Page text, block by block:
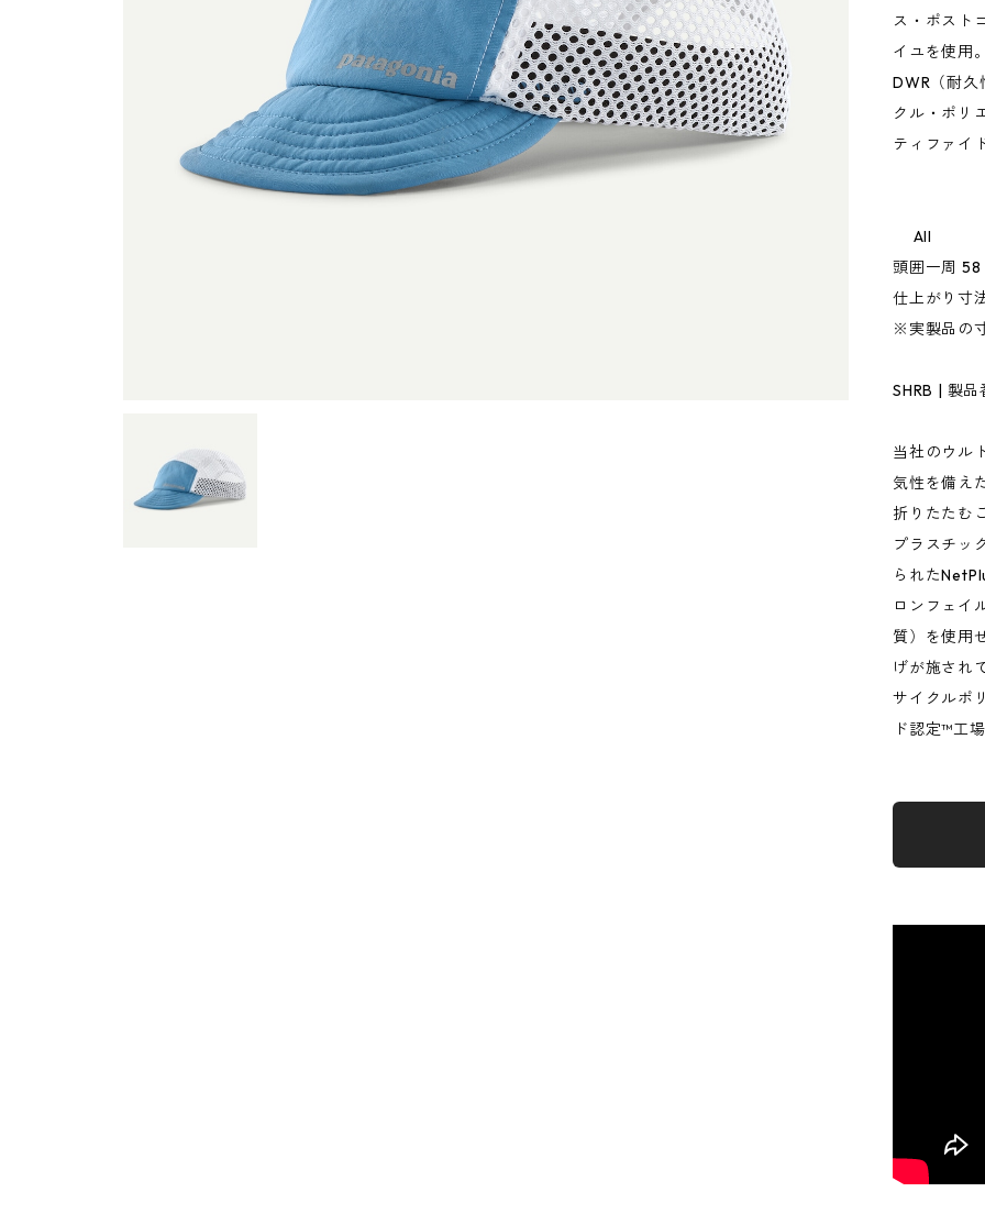
ス・ポスト
イユを使用
DWR（耐
クル・ポリ
ティファイ
All
頭囲一周 58
仕上がり寸
※実製品の
SHRB | 製
当社のウル
気性を備え
折りたたむ
プラスチッ
られた
ロンフェイ
質）を使用
げが施され
サイクルポ
ド認定™工